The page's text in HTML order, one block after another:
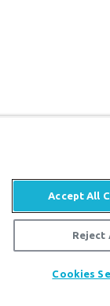
Accept All
Reject
Cookies